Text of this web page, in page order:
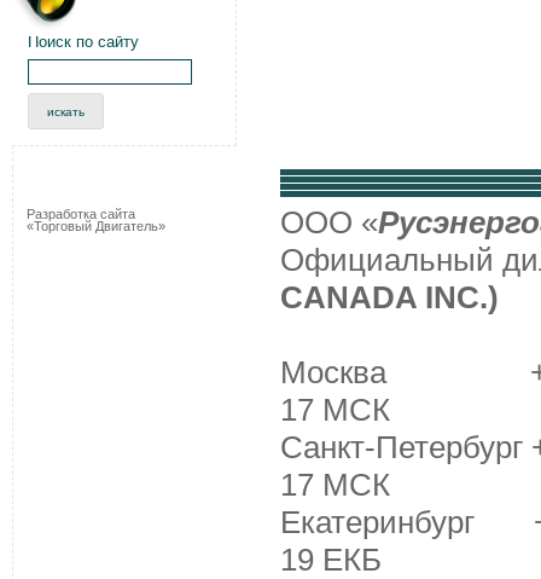
Поиск по сайту
Разработка сайта
«Торговый Двигатель»
ООО «
Официальный
CANADA INC.)
Москва +7
17 МСК
Санкт-
17 МСК
Екатеринбург
19 ЕКБ